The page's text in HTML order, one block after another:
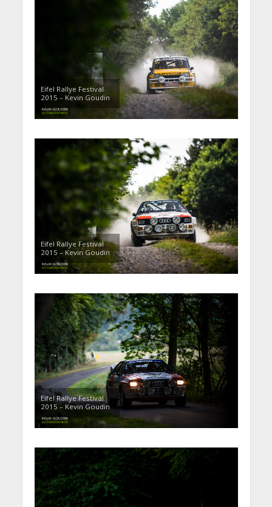
Eifel Rallye Festival
2015 – Kevin Goudin
Eifel Rallye Festival
2015 – Kevin Goudin
Eifel Rallye Festival
2015 – Kevin Goudin